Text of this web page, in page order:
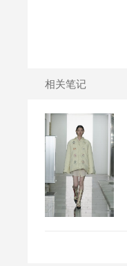
相关笔记